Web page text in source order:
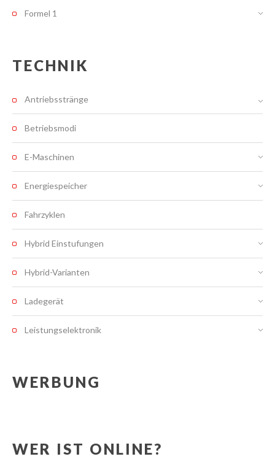
Formel 1
TECHNIK
Antriebsstränge
Betriebsmodi
E-Maschinen
Energiespeicher
Fahrzyklen
Hybrid Einstufungen
Hybrid-Varianten
Ladegerät
Leistungselektronik
WERBUNG
WER IST ONLINE?